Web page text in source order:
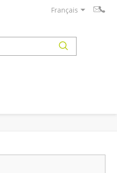
Français